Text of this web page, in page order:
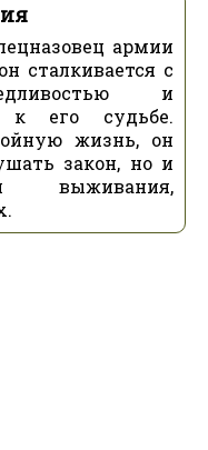
армии
сталкивается с
и
к его судьбе.
жизнь, он
закон, но и
выживания,